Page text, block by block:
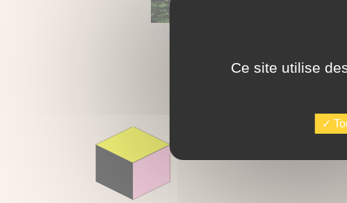
Ce site utilise